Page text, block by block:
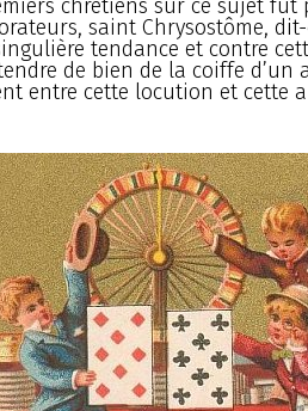
chrétiens sur ce sujet
saint Chrysostôme,
tendance et contre
de bien de la coiffe d’un
entre cette locution et cette